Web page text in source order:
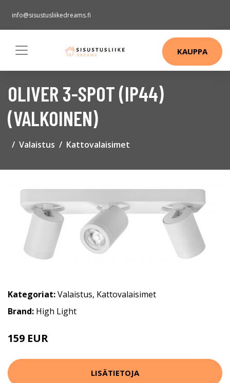
info@sisustusliikedreams.fi
KAUPPA
OLIVER 3-SPOT (IP44)
(VALKOINEN)
Valaistus Kattovalaisimet
Kategoriat:Valaistus, Kattovalaisimet
Brand: High Light
159 EUR
LISÄTIETOJA